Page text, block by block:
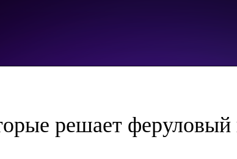
решает феруловый